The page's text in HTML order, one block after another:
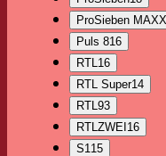
ProSieben MAXX
Puls 816
RTL16
RTL Super14
RTL93
RTLZWEI 16
S115